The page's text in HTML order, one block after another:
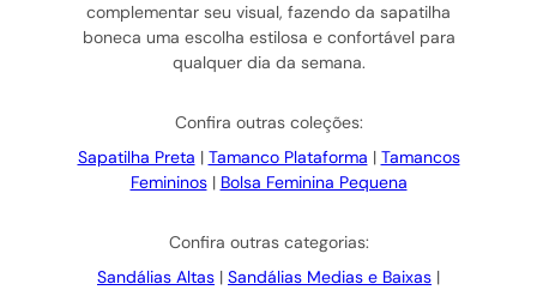
complementar seu visual, fazendo da sapatilha
boneca uma escolha estilosa e confortável para
qualquer dia da semana.
Confira outras coleções:
Sapatilha Preta | Tamanco Plataforma | Tamancos
Femininos| Bolsa Feminina Pequena
Confira outras categorias:
Sandálias Altas | Sandálias Medias e Baixas |